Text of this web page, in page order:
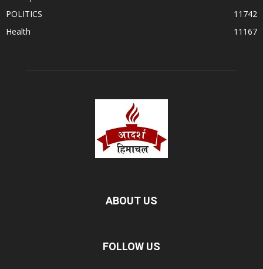
POLITICS
11742
Health
11167
ABOUT US
FOLLOW US